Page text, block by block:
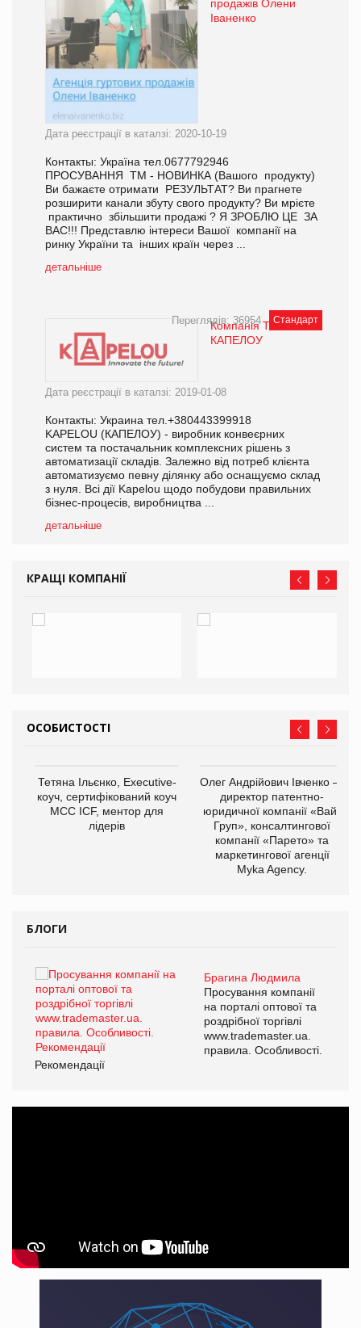
продажів Олени
Іваненко
Дата реєстрації в каталзі: 2020-10-19
Контакты: Україна тел.0677792946
ПРОСУВАННЯ ТМ - НОВИНКА (Вашого продукту)
Ви бажаєте отримати РЕЗУЛЬТАТ? Ви прагнете
розширити канали збуту свого продукту? Ви мрієте
практично збільшити продажі ? Я ЗРОБЛЮ ЦЕ ЗА
ВАС!!! Представлю інтереси Вашої компанії на
ринку України та інших країн через ...
детальніше
Переглядів: 36954 Стандарт
Компанія ТОВ
КАПЕЛОУ
Дата реєстрації в каталзі: 2019-01-08
Контакты: Украина тел.+380443399918
KAPELOU (КАПЕЛОУ) - виробник конвеєрних
систем та постачальник комплексних рішень з
автоматизації складів. Залежно від потреб клієнта
автоматизуємо певну ділянку або оснащуємо склад
з нуля. Всі дії Kapelou щодо побудови правильних
бізнес-процесів, виробництва ...
детальніше
КРАЩІ КОМПАНІЇ
ОСОБИСТОСТІ
Тетяна Ільєнко, Executive-
коуч, сертифікований коуч
МСС ICF, ментор для
лідерів
Олег Андрійович Івченко —
директор патентно-
юридичної компанії «Вайз
Груп», консалтингової
компанії «Парето» та
маркетингової агенції
Myka Agency.
БЛОГИ
Брагина Людмила
Просування компанії
на порталі оптової та
роздрібної торгівлі
www.trademaster.ua.
правила. Особливості.
Рекомендації